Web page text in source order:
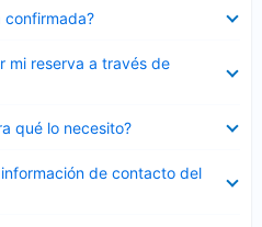
confirmada?
mi reserva a través de
qué lo necesito?
de contacto del